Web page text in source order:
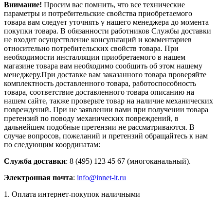
Внимание! Просим вас помнить, что все технические
параметры и потребительские свойства приобретаемого
товара вам следует уточнять у нашего менеджера до момента
покупки товара. В обязанности работников Службы доставки
не входит осуществление консультаций и комментариев
относительно потребительских свойств товара. При
необходимости инсталляции приобретаемого в нашем
магазине товара вам необходимо сообщить об этом нашему
менеджеру.При доставке вам заказанного товара проверяйте
комплектность доставленного товара, работоспособность
товара, соответствие доставленного товара описанию на
нашем сайте, также проверьте товар на наличие механических
повреждений. При не заявлении вами при получении товара
претензий по поводу механических повреждений, в
дальнейшем подобные претензии не рассматриваются. В
случае вопросов, пожеланий и претензий обращайтесь к нам
по следующим координатам:
Служба доставки: 8 (495) 123 45 67 (многоканальный).
Электронная почта: info@innet-it.ru
1. Оплата интернет-покупок наличными